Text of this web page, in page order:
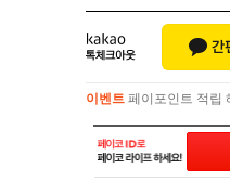
이벤트 페이포인트 적립
이벤트페이포인트 적립